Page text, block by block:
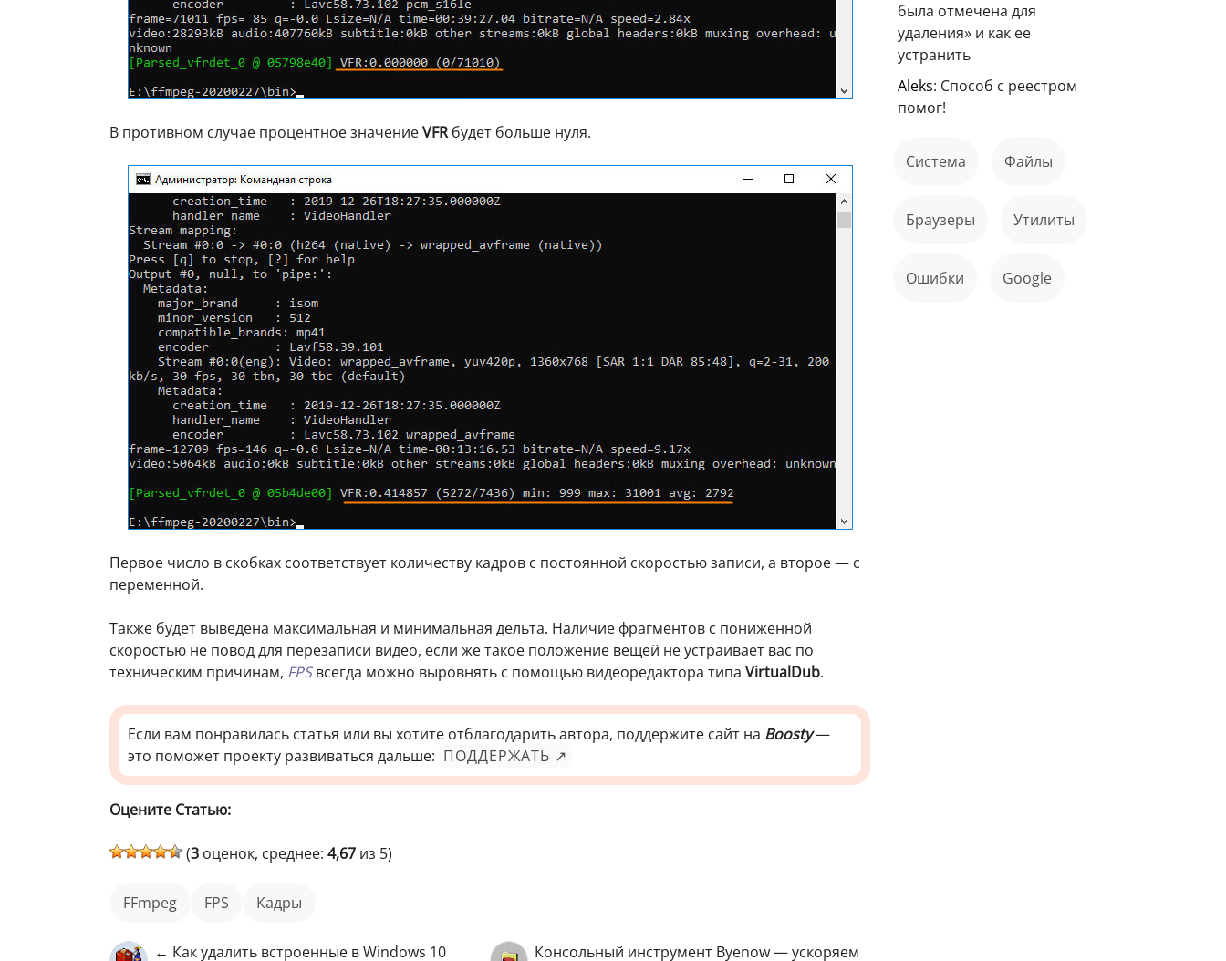
В противном случае процентное значениеVFRбудет больше нуля.
Первое число в скобках соответствует количеству кадров с постоянной скоростью записи, а второе — с
переменной.
Также будет выведена максимальная и минимальная дельта. Наличие фрагментов с пониженной
скоростью не повод для перезаписи видео, если же такое положение вещей не устраивает вас по
техническим причинам, FPSвсегда можно выровнять с помощью видеоредактора типа VirtualDub.
Если вам понравилась статья или вы хотите отблагодарить автора, поддержите сайт на Boosty—
это поможет проекту развиваться дальше: ПОДДЕРЖАТЬ ↗
Оцените Статью:
(3 оценок, среднее: 4,67 из 5)
FFmpeg FPS кадры
← Как удалить встроенные в Windows 10
Консольный инструмент Byenow — ускоряем
была отмечена для
удаления» и как ее
устранить
aleks: Способ с реестром
помог!
Система файлы
Браузеры Утилиты
ошибки Google